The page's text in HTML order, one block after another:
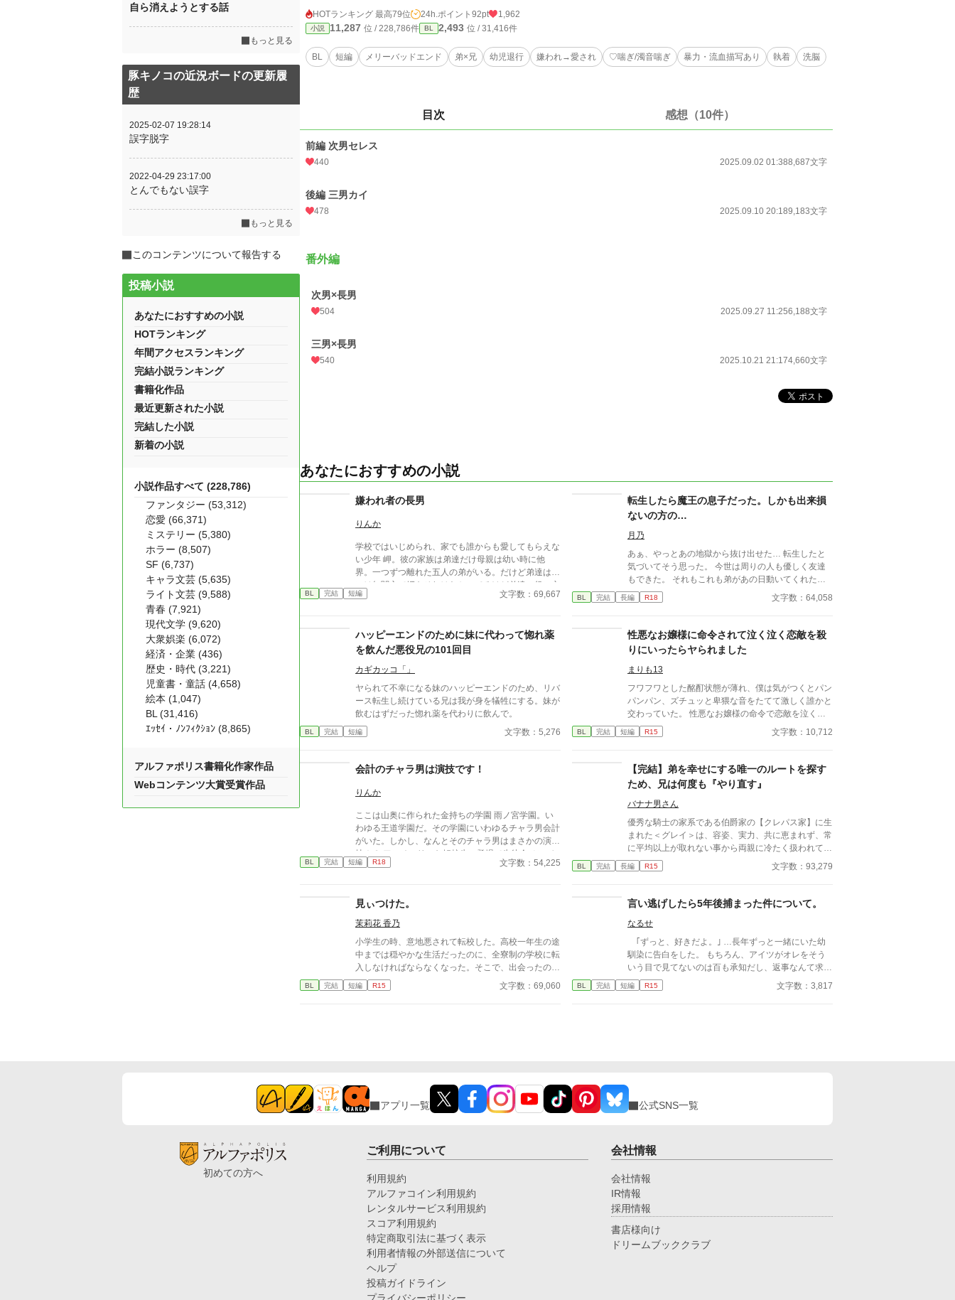
HOTランキング 最高79位 24h.ポイント 92pt 1,962
小説 11,287 位 / 228,786件 BL 2,493 位 / 31,416件
BL 短編 メリーバッドエンド 弟×兄 幼児退行 嫌われ→愛され ♡喘ぎ/濁音喘ぎ 暴力・流血描写あり 執着 洗脳
目次 感想（10件）
前編 次男セレス
440 2025.09.02 01:388,687文字
後編 三男カイ
478 2025.09.10 20:189,183文字
番外編
次男×長男
504 2025.09.27 11:256,188文字
三男×長男
540 2025.10.21 21:174,660文字
あなたにおすすめの小説
嫌われ者の長男
りんか
学校ではいじめられ、家でも誰からも愛してもらえな
い少年 岬。彼の家族は弟達だけ母親は幼い時に他
界。一つずつ離れた五人の弟がいる。だけど弟達は岬
には無関心で岬もそれはわかってるけど弟達の役に立
つために頑張ってるそんな時とある事件が起きて.....
BL 完結 短編 文字数：69,667
転生したら魔王の息子だった。しかも出来損
ないの方の…
月乃
あぁ、やっとあの地獄から抜け出せた… 転生したと
気づいてそう思った。 今世は周りの人も優しく友達
もできた。 それもこれも弟があの日動いてくれたか
らだ。 前世と違ってとても優しく、俺のことを大切
にしてくれる弟。 前世と違って…？いいや、前世は
間にかいなくなってしまった。俺に近づいたら消え
る、そんな噂がたって近づいてくる人は誰もいなかっ
た。 しかも、両親は高校生の頃に亡くなっていた。
俺はこの幸せをなくならせたくない。 そう思ってい
BL 完結 長編 R18 文字数：64,058
ハッピーエンドのために妹に代わって惚れ薬
を飲んだ悪役兄の101回目
カギカッコ「」
ヤられて不幸になる妹のハッピーエンドのため、リバ
ース転生し続けている兄は我が身を犠牲にする。妹が
飲むはずだった惚れ薬を代わりに飲んで。
BL 完結 短編 文字数：5,276
性悪なお嬢様に命令されて泣く泣く恋敵を殺
りにいったらヤられました
まりも13
フワフワとした酩酊状態が薄れ、僕は気がつくとパン
パンパン、ズチュッと卑猥な音をたてて激しく誰かと
交わっていた。 性悪なお嬢様の命令で恋敵を泣く泣
く殺りに行ったら逆にヤラれちゃった、ちょっとアホ
な子の話です。 （ムーンライトノベルにも掲載して
BL 完結 短編 R15 文字数：10,712
会計のチャラ男は演技です！
りんか
ここは山奥に作られた金持ちの学園 雨ノ宮学園。い
わゆる王道学園だ。その学園にいわゆるチャラ男会計
がいた。しかし、なんとそのチャラ男はまさかの演
技！？ アンチマリモな転校生の登場で生徒会メンバ
ーから嫌われて1人になってしまう主人公でも、生徒
物語
BL 完結 短編 R18 文字数：54,225
【完結】弟を幸せにする唯一のルートを探す
ため、兄は何度も『やり直す』
バナナ男さん
優秀な騎士の家系である伯爵家の【クレパス家】に生
まれた＜グレイ＞は、容姿、実力、共に恵まれず、常
に平均以上が取れない事から両親に冷たく扱われて育
った。 そんなある日、父が気まぐれに手を出した
娼婦が生んだ子供、腹違いの弟＜ルーカス＞が家にや
使用人達にも冷たく扱われ、グレイは初めて『褒めら
れる』という行為を知る。 それに恐怖を感じつつ、
グレイはルーカスに接触を試みるも「金に困った事が
ないお坊ちゃんが！」と手酷く拒絶されてしま
い……。 最初ツンツン、のちヤンデレ執着に変
化する美形の弟✕平凡な兄です。兄弟、ヤンデレなの
BL 完結 長編 R15 文字数：93,279
見ぃつけた。
茉莉花 香乃
小学生の時、意地悪されて転校した。高校一年生の途
中までは穏やかな生活だったのに、全寮制の学校に転
入しなければならなくなった。そこで、出会ったの
は… 他サイトにも公開しています
BL 完結 短編 R15 文字数：69,060
言い逃げしたら5年後捕まった件について。
なるせ
｢ずっと、好きだよ。｣ …長年ずっと一緒にいた幼
馴染に告白をした。 もちろん、アイツがオレをそう
いう目で見てないのは百も承知だし、返事なんて求め
てない。 ただ、これからはもう一緒にいないから…
想いを伝えるぐらい、許してくれ。 そう思って告
BL 完結 短編 R15 文字数：3,817
自ら消えようとする話
もっと見る
豚キノコの近況ボードの更新履
歴
2025-02-07 19:28:14
誤字脱字
2022-04-29 23:17:00
とんでもない誤字
もっと見る
このコンテンツについて報告する
投稿小説
あなたにおすすめの小説
HOTランキング
年間アクセスランキング
完結小説ランキング
書籍化作品
最近更新された小説
完結した小説
新着の小説
小説作品すべて (228,786)
ファンタジー (53,312)
恋愛 (66,371)
ミステリー (5,380)
ホラー (8,507)
SF (6,737)
キャラ文芸 (5,635)
ライト文芸 (9,588)
青春 (7,921)
現代文学 (9,620)
大衆娯楽 (6,072)
経済・企業 (436)
歴史・時代 (3,221)
児童書・童話 (4,658)
絵本 (1,047)
BL (31,416)
ｴｯｾｲ・ﾉﾝﾌｨｸｼｮﾝ (8,865)
アルファポリス書籍化作家作品
Webコンテンツ大賞受賞作品
アプリ一覧 公式SNS一覧
初めての方へ
ご利用について
利用規約
アルファコイン利用規約
レンタルサービス利用規約
スコア利用規約
特定商取引法に基づく表示
利用者情報の外部送信について
ヘルプ
投稿ガイドライン
会社情報
会社情報
IR情報
採用情報
書店様向け
ドリームブッククラブ